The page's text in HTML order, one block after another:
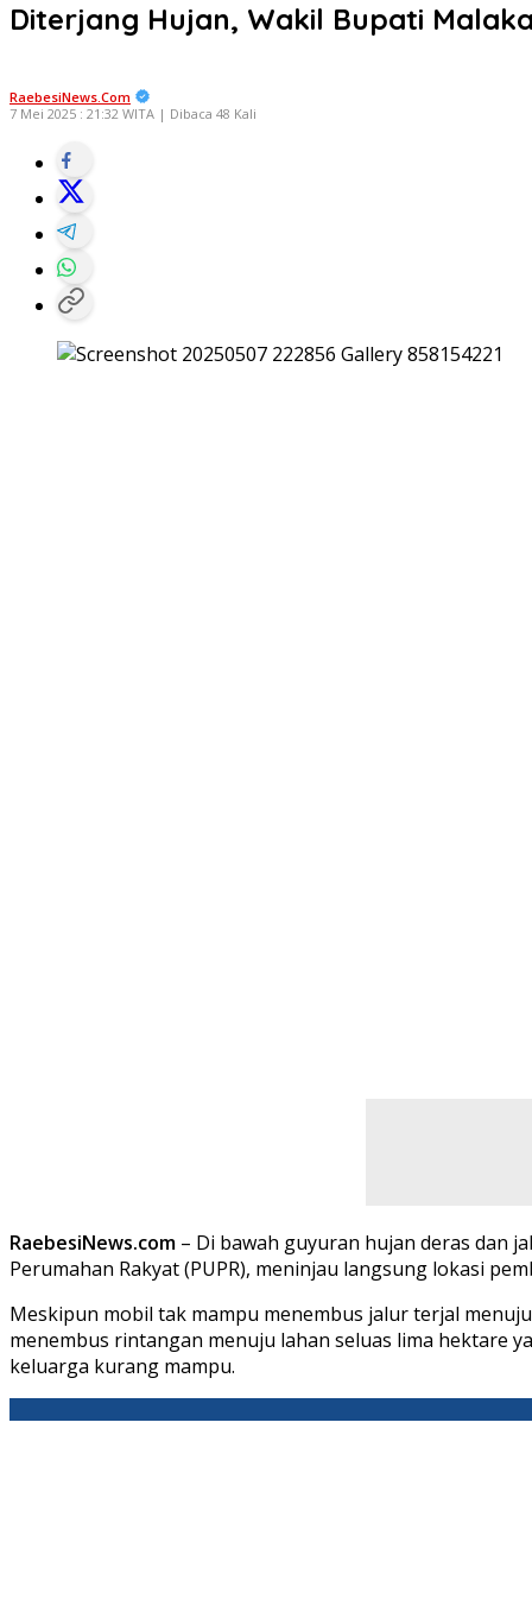
Diterjang Hujan, Wakil Bupati
RaebesiNews.Com
7 Mei 2025 : 21:32 WITA | Dibaca 48 Kali
RaebesiNews.com – Di bawah guyuran hujan deras dan
Perumahan Rakyat (PUPR), meninjau langsung lokasi
Meskipun mobil tak mampu menembus jalur terjal
menembus rintangan menuju lahan seluas lima hektare
keluarga kurang mampu.